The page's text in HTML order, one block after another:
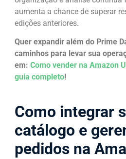
aumenta a chance de superar
edições anteriores.
Quer expandir além do Prime
caminhos para levar sua
em: Como vender na Amazon
guia completo!
Como integrar
catálogo e
pedidos na